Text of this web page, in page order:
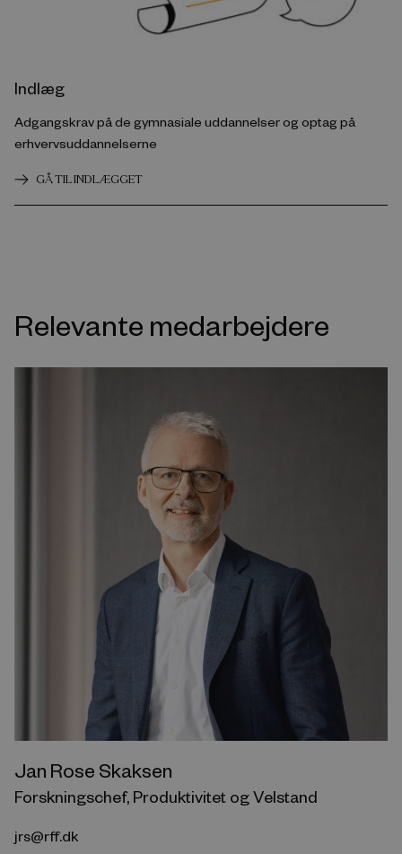
Indlæg
Adgangskrav på de gymnasiale uddannelser og optag på
erhvervsuddannelserne
GÅ TIL INDLÆGGET
Relevante medarbejdere
Jan Rose Skaksen
Forskningschef, Produktivitet og Velstand
jrs@rff.dk